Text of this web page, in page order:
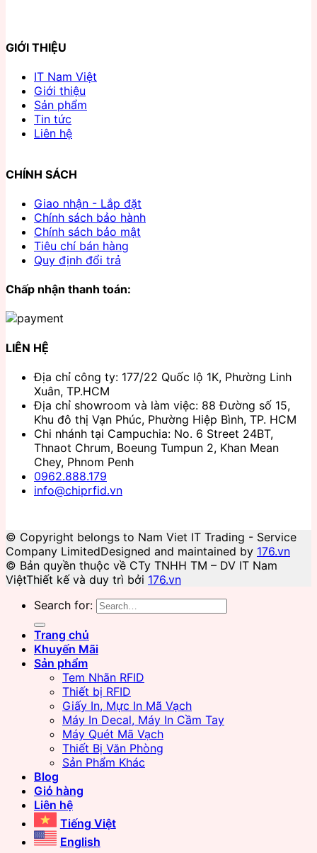
GIỚI THIỆU
IT Nam Việt
Giới thiệu
Sản phẩm
Tin tức
Liên hệ
CHÍNH SÁCH
Giao nhận - Lắp đặt
Chính sách bảo hành
Chính sách bảo mật
Tiêu chí bán hàng
Quy định đổi trả
Chấp nhận thanh toán:
LIÊN HỆ
Địa chỉ công ty: 177/22 Quốc lộ 1K, Phường Linh
Xuân, TP.HCM
Địa chỉ showroom và làm việc: 88 Đường số 15,
Khu đô thị Vạn Phúc, Phường Hiệp Bình, TP. HCM
Chi nhánh tại Campuchia: No. 6 Street 24BT,
Thnaot Chrum, Boeung Tumpun 2, Khan Mean
Chey, Phnom Penh
0962.888.179
info@chiprfid.vn
© Copyright belongs to Nam Viet IT Trading - Service
Company LimitedDesigned and maintained by 176.vn
© Bản quyền thuộc về CTy TNHH TM – DV IT Nam
ViệtThiết kế và duy trì bởi 176.vn
Search for:
Trang chủ
Khuyến Mãi
Sản phẩm
Tem Nhãn RFID
Thiết bị RFID
Giấy In, Mực In Mã Vạch
Máy In Decal, Máy In Cầm Tay
Máy Quét Mã Vạch
Thiết Bị Văn Phòng
Sản Phẩm Khác
Blog
Giỏ hàng
Liên hệ
Tiếng Việt
English